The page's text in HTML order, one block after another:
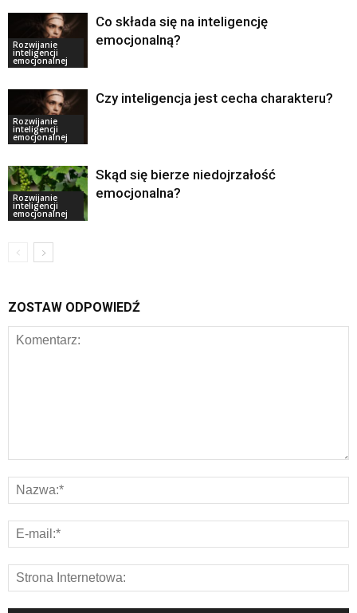
Rozwijanie
inteligencji
emocjonalnej
Co składa się na inteligencję
emocjonalną?
Rozwijanie
inteligencji
emocjonalnej
Czy inteligencja jest cecha charakteru?
Rozwijanie
inteligencji
emocjonalnej
Skąd się bierze niedojrzałość
emocjonalna?
ZOSTAW ODPOWIEDŹ